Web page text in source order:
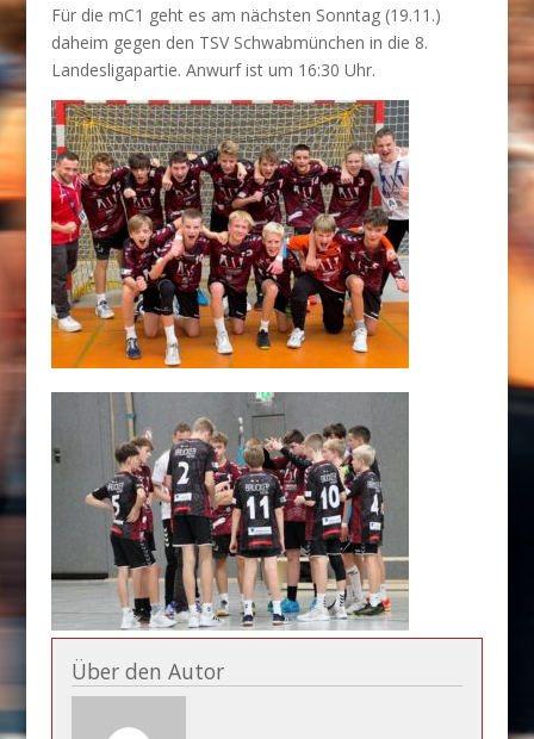
Für die mC1 geht es am nächsten Sonntag (19.11.)
daheim gegen den TSV Schwabmünchen in die 8.
Landesligapartie. Anwurf ist um 16:30 Uhr.
Über den Autor